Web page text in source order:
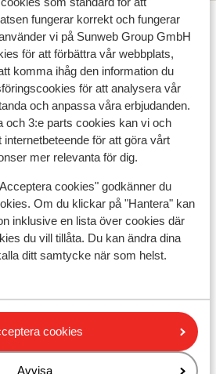
fungerar korrekt och fungerar
vi på Sunweb Group GmbH
för att förbättra vår webbplats,
komma ihåg den information du
för att analysera vår
och anpassa våra erbjudanden.
och 3:e parts cookies kan vi och
för att göra vårt
mer relevanta för dig.
cookies" godkänner du
Om du klickar på "Hantera" kan
inklusive en lista över cookies där
du vill tillåta. Du kan ändra dina
ditt samtycke när som helst.
cookies
Avvisa
alla 3 omdömen
Visa på karta
ca 0 m
m
50 m